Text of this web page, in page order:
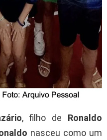
, filho de Ronaldo
nasceu como um